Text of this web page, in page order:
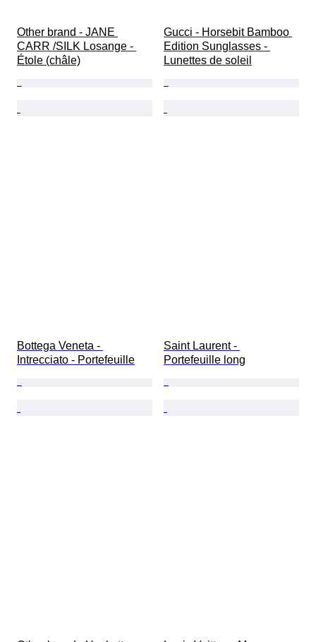
Other brand - JANE
CARR /SILK Losange -
Étole (châle)
Gucci - Horsebit Bamboo
Edition Sunglasses -
Lunettes de soleil
Bottega Veneta -
Intrecciato - Portefeuille
Saint Laurent -
Portefeuille long